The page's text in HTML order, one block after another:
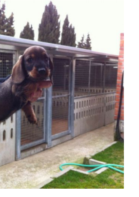
longitud de un
Teckel joven